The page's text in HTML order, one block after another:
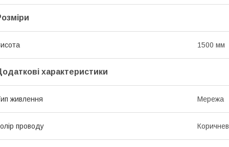
1500 мм
характеристики
живлення Мережа
проводу